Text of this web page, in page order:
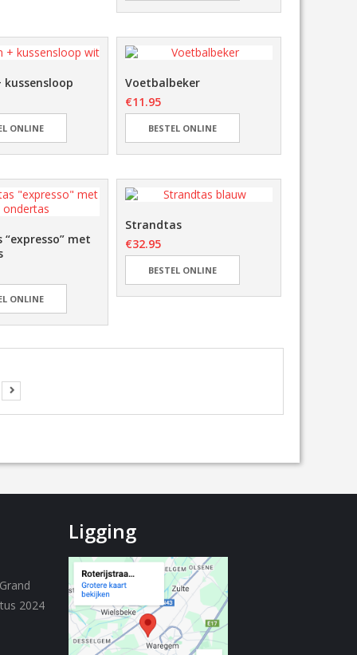
kussensloop
ONLINE
Voetbalbeker
€11.95
BESTEL ONLINE
“expresso” met
ONLINE
Strandtas
€32.95
BESTEL ONLINE
2024
Ligging